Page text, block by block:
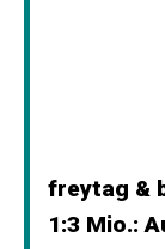
freytag &
1:3 Mio.: